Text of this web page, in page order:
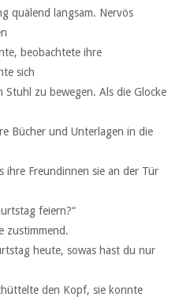
quälend langsam. Nervös
beobachtete ihre
sich
Stuhl zu bewegen. Als die Glocke
Bücher und Unterlagen in die
ihre Freundinnen sie an der Tür
feiern?“
zustimmend.
heute, sowas hast du nur
den Kopf, sie konnte